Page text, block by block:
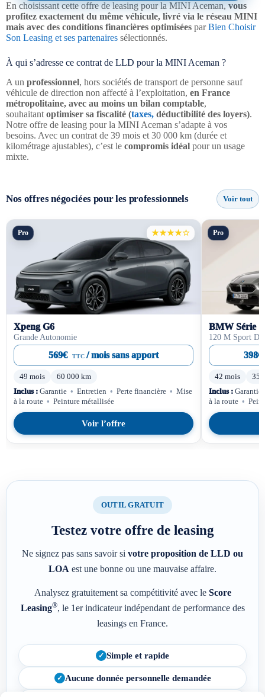
En choisissant cette offre de leasing pour la MINI Aceman, vous
profitez exactement du même véhicule, livré via le réseau MINI
mais avec des conditions financières optimisées parBien Choisir
Son Leasing et ses partenaires sélectionnés.
À qui s’adresse ce contrat de LLD pour la MINI Aceman ?
A un professionnel, hors sociétés de transport de personne sauf
véhicule de direction non affecté à l’exploitation, en France
métropolitaine, avec au moins un bilan comptable,
souhaitant optimiser sa fiscalité (taxes, déductibilité des loyers).
Notre offre de leasing pour la MINI Aceman s’adapte à vos
besoins. Avec un contrat de 39 mois et 30 000 km (durée et
kilométrage ajustables), c’est le compromis idéal pour un usage
mixte.
Nos offres négociées pour les professionnels Voir tout
Pro ★★★★☆
Xpeng G6
Grande Autonomie
569€ TTC/ mois sans apport
49 mois
60 000 km
Inclus : Garantie • Entretien • Perte financière • Mise
à la route • Peinture métallisée
Voir l’offre
Pro
BMW Série 1
120 M Sport
398€
42 mois
35
Inclus : Garantie
à la route •
OUTIL GRATUIT
Testez votre offre de leasing
Ne signez pas sans savoir si votre proposition de LLD ou
LOA est une bonne ou une mauvaise affaire.
Analysez gratuitement sa compétitivité avec le Score
Leasing®, le 1er indicateur indépendant de performance des
leasings en France.
Simple et rapide
Aucune donnée personnelle demandée